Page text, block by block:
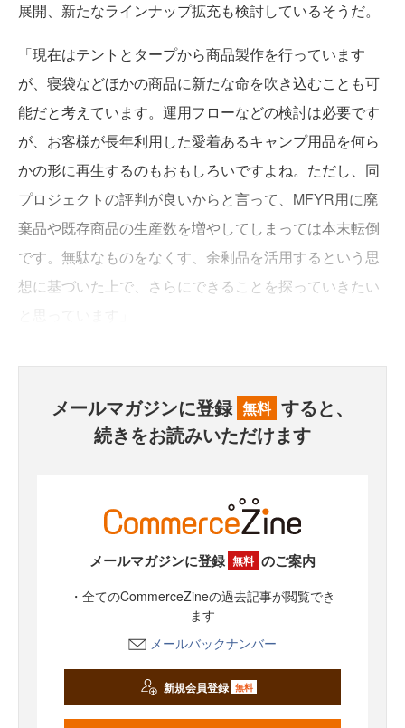
展開、新たなラインナップ拡充も検討しているそうだ。
「現在はテントとタープから商品製作を行っています
が、寝袋などほかの商品に新たな命を吹き込むことも可
能だと考えています。運用フローなどの検討は必要です
が、お客様が長年利用した愛着あるキャンプ用品を何ら
かの形に再生するのもおもしろいですよね。ただし、同
プロジェクトの評判が良いからと言って、MFYR用に廃
棄品や既存商品の生産数を増やしてしまっては本末転倒
です。無駄なものをなくす、余剰品を活用するという思
想に基づいた上で、さらにできることを探っていきたい
メールマガジンに登録 無料 すると、
続きをお読みいただけます
メールマガジンに登録 無料 のご案内
・全てのCommerceZineの過去記事が閲覧でき
ます
メールバックナンバー
新規会員登録 無料